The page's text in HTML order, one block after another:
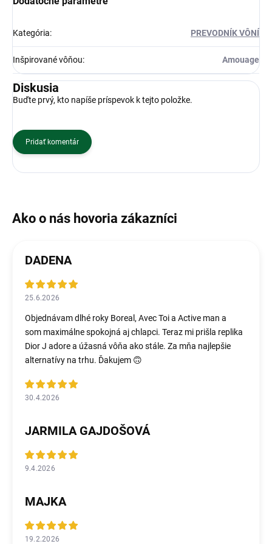
Kategória: PREVODNÍK VÔNÍ
Inšpirované vôňou: Amouage
Diskusia
Buďte prvý, kto napíše príspevok k tejto položke.
Pridať komentár
DADENA
25.6.2026
Objednávam dlhé roky Boreal, Avec Toi a Active man a
som maximálne spokojná aj chlapci. Teraz mi prišla replika
Dior J adore a úžasná vôňa ako stále. Za mňa najlepšie
alternatívy na trhu. Ďakujem 🙃
30.4.2026
JARMILA GAJDOŠOVÁ
9.4.2026
MAJKA
19.2.2026